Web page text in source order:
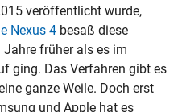
veröffentlicht wurde,
Nexus 4 besaß diese
früher als es im
ging. Das Verfahren gibt es
ganze Weile. Doch erst
und Apple hat es